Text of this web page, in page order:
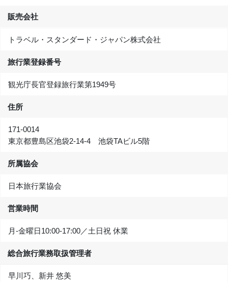
販売会社
トラベル・スタンダード・ジャパン株式会社
旅行業登録番号
観光庁長官登録旅行業第1949号
住所
171-0014
東京都豊島区池袋2-14-4 池袋TAビル5階
所属協会
日本旅行業協会
営業時間
月-金曜日10:00‐17:00／土日祝 休業
総合旅行業務取扱管理者
早川巧、新井 悠美